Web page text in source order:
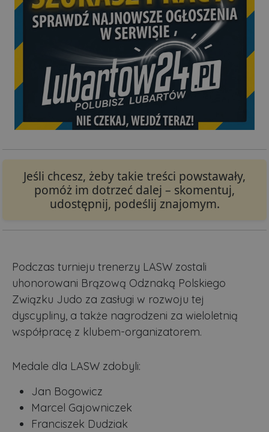
Jeśli chcesz, żeby takie treści powstawały,
pomóż im dotrzeć dalej – skomentuj,
udostępnij, podeślij znajomym.
Podczas turnieju trenerzy LASW zostali
uhonorowani Brązową Odznaką Polskiego
Związku Judo za zasługi w rozwoju tej
dyscypliny, a także nagrodzeni za wieloletnią
współpracę z klubem-organizatorem.
Medale dla LASW zdobyli:
Jan Bogowicz
Marcel Gajowniczek
Franciszek Dudziak